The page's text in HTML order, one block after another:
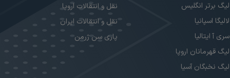
لیگ برتر انگلیس
لالیگا اسپانیا
سری آ ایتالیا
لیگ قهرمانان اروپا
لیگ نخبگان آسیا
نقل و انتقالات اروپا
نقل و انتقالات ایران
پاری سن ژرمن